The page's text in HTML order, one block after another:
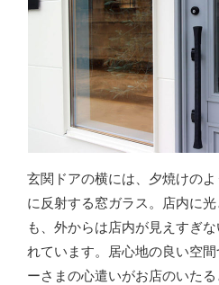
玄関ドアの横には、夕焼けの
に反射する窓ガラス。店内に
も、外からは店内が見えすぎ
れています。居心地の良い空
ーさまの心遣いがお店のいた